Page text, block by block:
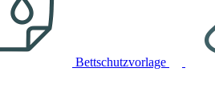
Bettschutzvorlage